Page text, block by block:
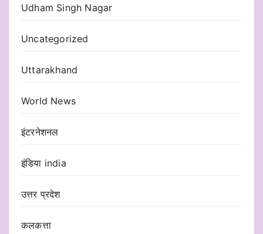
Udham Singh Nagar
Uncategorized
Uttarakhand
World News
इंटरनेशनल
इंडिया india
उत्तर प्रदेश
कलकत्ता